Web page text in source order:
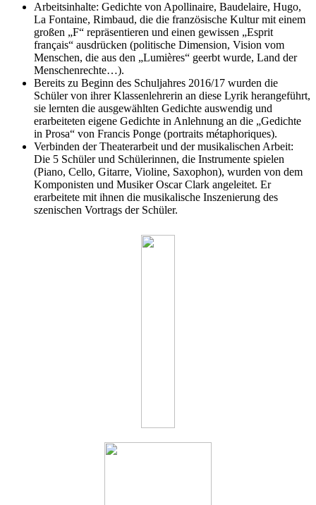
Arbeitsinhalte: Gedichte von Apollinaire, Baudelaire, Hugo,
La Fontaine, Rimbaud, die die französische Kultur mit einem
großen „F“ repräsentieren und einen gewissen „Esprit
français“ ausdrücken (politische Dimension, Vision vom
Menschen, die aus den „Lumières“ geerbt wurde, Land der
Menschenrechte…).
Bereits zu Beginn des Schuljahres 2016/17 wurden die
Schüler von ihrer Klassenlehrerin an diese Lyrik herangeführt,
sie lernten die ausgewählten Gedichte auswendig und
erarbeiteten eigene Gedichte in Anlehnung an die „Gedichte
in Prosa“ von Francis Ponge (portraits métaphoriques).
Verbinden der Theaterarbeit und der musikalischen Arbeit:
Die 5 Schüler und Schülerinnen, die Instrumente spielen
(Piano, Cello, Gitarre, Violine, Saxophon), wurden von dem
Komponisten und Musiker Oscar Clark angeleitet. Er
erarbeitete mit ihnen die musikalische Inszenierung des
szenischen Vortrags der Schüler.